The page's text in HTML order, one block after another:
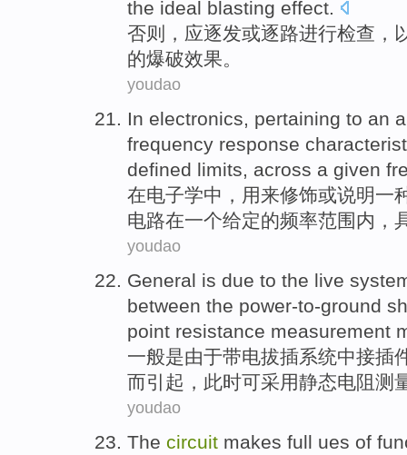
the ideal blasting effect.
否则
， 应逐发或逐路进行检查 ，
的爆破效果。
youdao
In electronics, pertaining to an
frequency response
defined limits, across a given
在电子学中， 用来修饰或说明一
电路在一个给定的频率范围内，
youdao
General is due to the live
between the power-to-ground
point resistance measurement
一般是由于带电拔插系统中接插
而引起 ， 此时可采用静态电阻 测
youdao
The circuit makes full ues of